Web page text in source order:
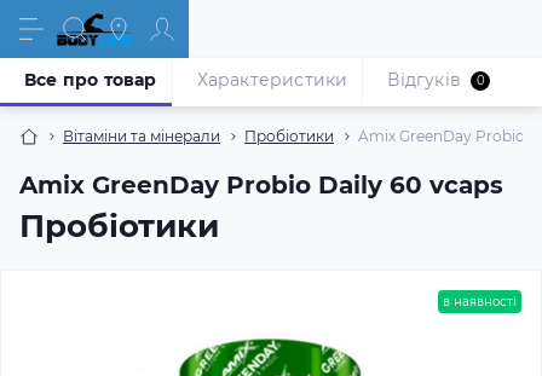
Вітаміни та мінерали Пробіотики Amix GreenDay Probio
Amix GreenDay Probio Daily 60 vcaps
Пробіотики
Все про товар Характеристики Відгуків 0
в наявності